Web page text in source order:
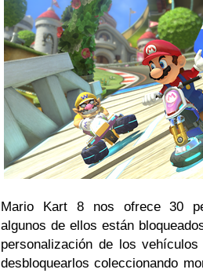
Mario Kart 8 nos ofrece 30
algunos de ellos están
personalización de los
desbloquearlos coleccionando